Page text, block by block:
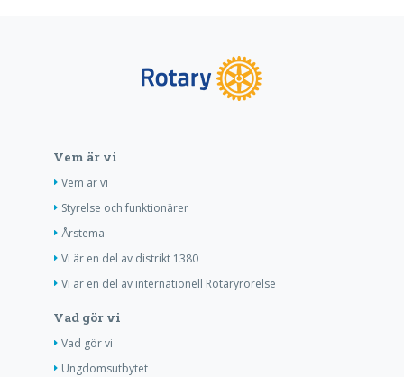
Vem är vi
Vem är vi
Styrelse och funktionärer
Årstema
Vi är en del av distrikt 1380
Vi är en del av internationell Rotaryrörelse
Vad gör vi
Vad gör vi
Ungdomsutbytet